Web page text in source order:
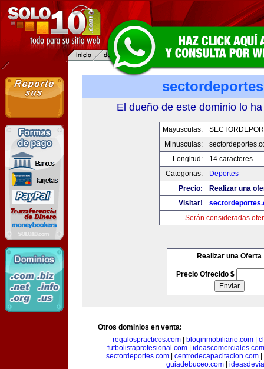
El dueño de este dominio lo
Mayusculas:
Minusculas:
Longitud:
14 caracteres
Categorias:
Deportes
Precio:
Realizar una
Visitar!
Serán consideradas
Realizar una Oferta
Precio Ofrecido $
Otros dominios en venta:
regalospracticos.com| bloginmobiliario.com|
futbolistaprofesional.com
ideascomerciales.com
sectordeportes.com| centrodecapacitacion.com|
guiadebuceo.com|